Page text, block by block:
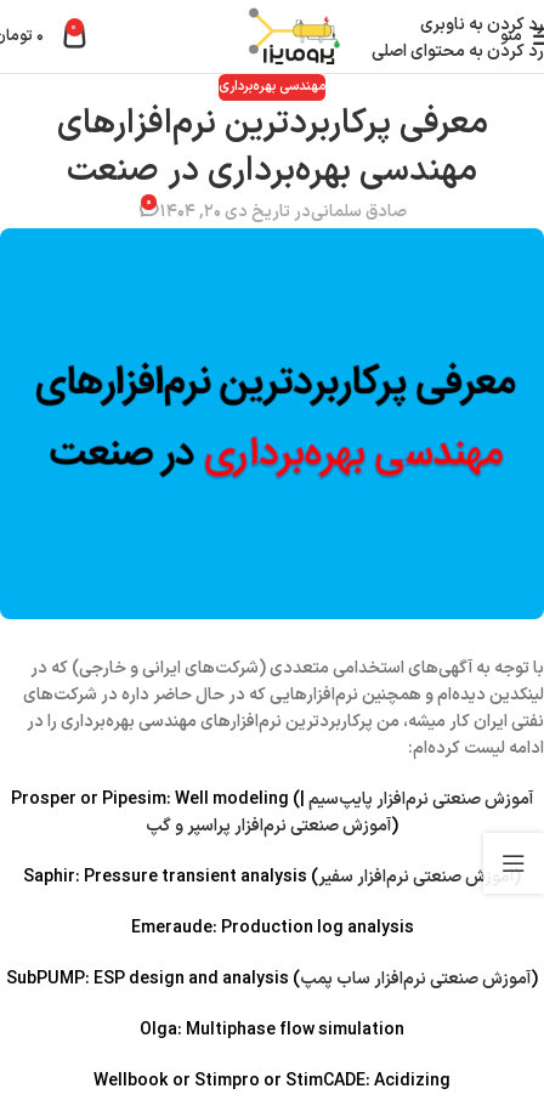
رد کردن به ناوبری
رد کردن به محتوای اصلی
منو 0 ۰
مهندسی بهره‌برداری
معرفی پرکاربردترین نرم‌افزارهای
مهندسی بهره‌برداری در صنعت
صادق سلمانیدر تاریخ دی ۲۰, ۱۴۰۴ ۰
با توجه به آگهی‌های استخدامی متعددی (شرکت‌های ایرانی و خارجی) که در
لینکدین دیده‌ام و همچنین نرم‌افزارهایی که در حال حاضر داره در شرکت‌های
نفتی ایران کار میشه، من پرکاربردترین نرم‌افزارهای مهندسی بهره‌برداری را در
ادامه لیست کرده‌ام:
Prosper or Pipesim:Well modeling ( آموزش صنعتی نرم‌افزار پایپ‌سیم|
آموزش صنعتی نرم‌افزار پراسپر و گپ)
Saphir: Pressure transient analysis (آموزش صنعتی نرم‌افزار سفیر)
Emeraude: Production log analysis
SubPUMP: ESP design and analysis (آموزش صنعتی نرم‌افزار ساب پمپ)
Olga: Multiphase flow simulation
Wellbookor Stimpro or StimCADE:Acidizing